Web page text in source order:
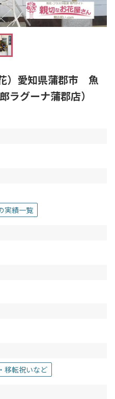
）愛知県蒲郡市 魚
ラグーナ蒲郡店）
実績一覧
移転祝いなど